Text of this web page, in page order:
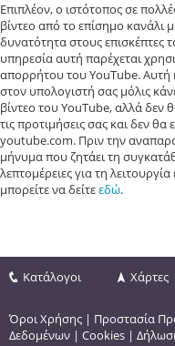
Επιπλέον, ο ιστότοπος σε
βίντεο από το επίσημο κανάλι
δυνατότητα στους
υπηρεσία αυτή παρέχεται
απορρήτου του YouTube. Αυτή
στον υπολογιστή σας μόλις
βίντεο του YouTube, αλλά
τις προτιμήσεις σας και δεν
youtube.com. Πριν την
μήνυμα που ζητάει τη
λεπτομέρειες για τη
μπορείτε να δείτεεδώ.
Κατάλογοι Χάρτες
Όροι Χρήσης | Προστασία
Δεδομένων | Cookies |